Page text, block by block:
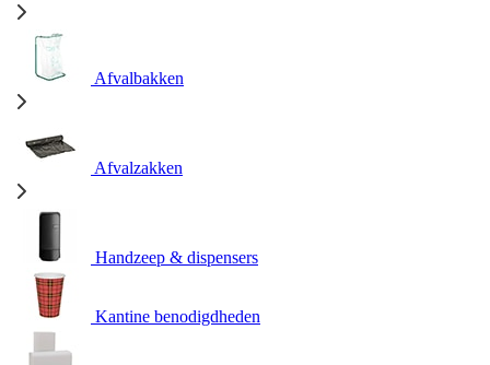
Afvalbakken
Afvalzakken
Handzeep & dispensers
Kantine benodigdheden